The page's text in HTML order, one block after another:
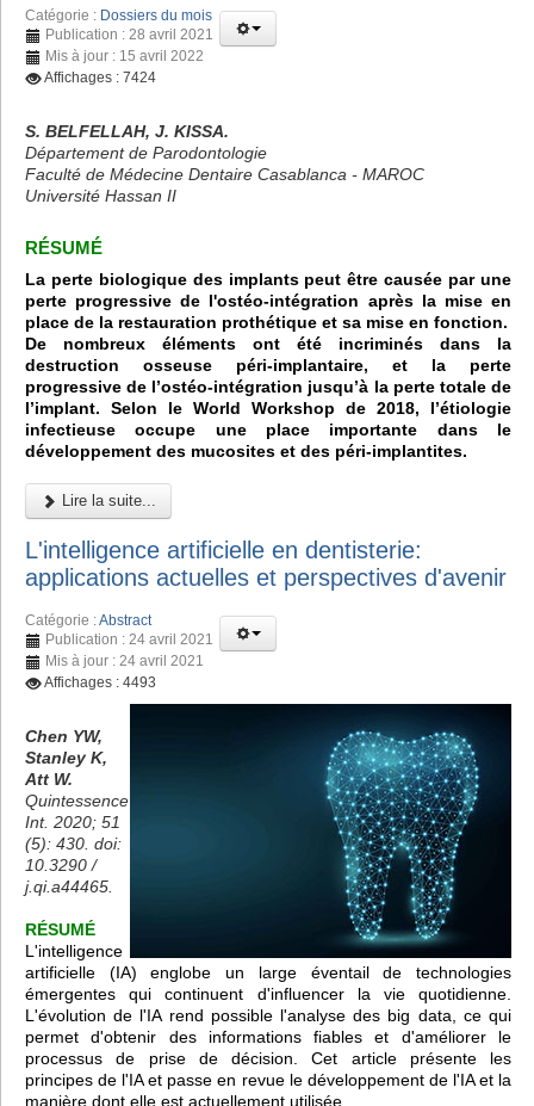
Catégorie : Dossiers du mois
Publication : 28 avril 2021
Mis à jour : 15 avril 2022
Affichages : 7424
S. BELFELLAH, J. KISSA.
Département de Parodontologie
Faculté de Médecine Dentaire Casablanca - MAROC
Université Hassan II
RÉSUMÉ
La perte biologique des implants peut être causée par une
perte progressive de l'ostéo-intégration après la mise en
place de la restauration prothétique et sa mise en fonction.
De nombreux éléments ont été incriminés dans la
destruction osseuse péri-implantaire, et la perte
progressive de l’ostéo-intégration jusqu’à la perte totale de
l’implant. Selon le World Workshop de 2018, l’étiologie
infectieuse occupe une place importante dans le
développement des mucosites et des péri-implantites.
Lire la suite...
L'intelligence artificielle en dentisterie:
applications actuelles et perspectives d'avenir
Catégorie :Abstract
Publication : 24 avril 2021
Mis à jour : 24 avril 2021
Affichages : 4493
Chen YW,
Stanley K,
Att W.
Quintessence
Int. 2020; 51
(5): 430. doi:
10.3290 /
j.qi.a44465.
RÉSUMÉ
L'intelligence
artificielle (IA) englobe un large éventail de technologies
émergentes qui continuent d'influencer la vie quotidienne.
L'évolution de l'IA rend possible l'analyse des big data, ce qui
permet d'obtenir des informations fiables et d'améliorer le
processus de prise de décision. Cet article présente les
principes de l'IA et passe en revue le développement de l'IA et la
manière dont elle est actuellement utilisée.